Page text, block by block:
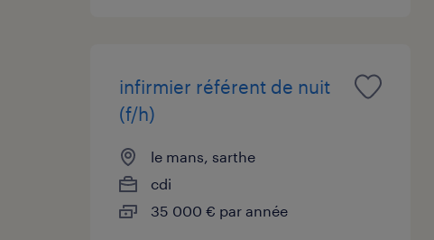
infirmier référent de nuit
(f/h)
le mans, sarthe
cdi
35 000 € par année